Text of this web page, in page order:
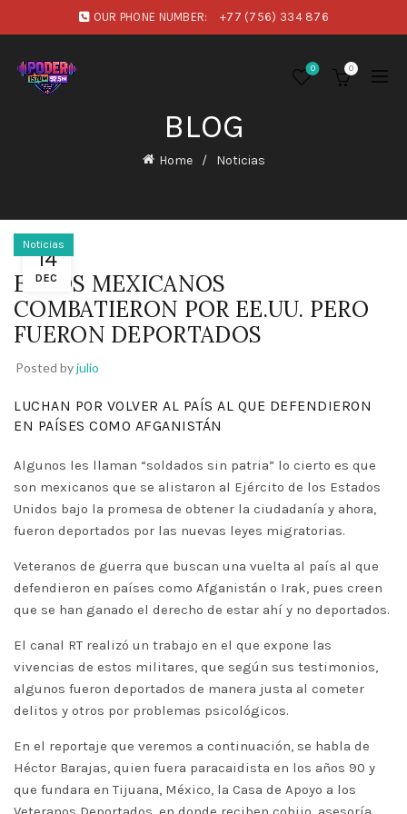
OUR PHONE NUMBER: +77 (756) 334 876
0 0
BLOG
Home Noticias
14
DEC
Noticias
ESTOS MEXICANOS
COMBATIERON POR EE.UU. PERO
FUERON DEPORTADOS
Posted byjulio
LUCHAN POR VOLVER AL PAÍS AL QUE DEFENDIERON
EN PAÍSES COMO AFGANISTÁN
Algunos les llaman “soldados sin patria” lo cierto es que
son mexicanos que se alistaron al Ejército de los Estados
Unidos bajo la promesa de obtener la ciudadanía y ahora,
fueron deportados por las nuevas leyes migratorias.
Veteranos de guerra que buscan una vuelta al país al que
defendieron en países como Afganistán o Irak, pues creen
que se han ganado el derecho de estar ahí y no deportados.
El canal RT realizó un trabajo en el que expone las
vivencias de estos militares, que según sus testimonios,
algunos fueron deportados de manera justa al cometer
delitos y otros por problemas psicológicos.
En el reportaje que veremos a continuación, se habla de
Héctor Barajas, quien fuera paracaidista en los años 90 y
que fundara en Tijuana, México, la Casa de Apoyo a los